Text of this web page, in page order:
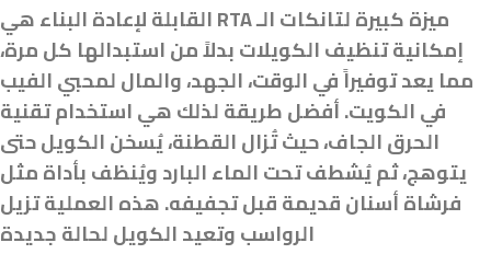
ميزة كبيرة لتانكات الـ RTA القابلة لإعادة البناء هي
إمكانية تنظيف الكويلات بدلاً من استبدالها كل مرة،
مما يعد توفيراً في الوقت، الجهد، والمال لمحبي الفيب
في الكويت. أفضل طريقة لذلك هي استخدام تقنية
الحرق الجاف، حيث تُزال القطنة، يُسخن الكويل حتى
يتوهج، ثم يُشطف تحت الماء البارد ويُنظف بأداة مثل
فرشاة أسنان قديمة قبل تجفيفه. هذه العملية تزيل
الرواسب وتعيد الكويل لحالة جديدة